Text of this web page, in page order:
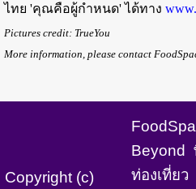
ไทย 'คุณคือผู้กำหนด' ได้ทาง
Pictures credit: TrueYou
More information, please contact
Copyright (c)
Beyond
ท่องเที่ยว